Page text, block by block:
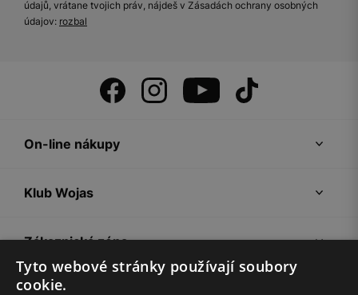
údajů, vrátane tvojich práv, nájdeš v Zásadách ochrany osobných
údajov: rozbal
On-line nákupy
Klub Wojas
Zákaznická zóna
Společnost Wojas
Tyto webové stránky používají soubory
cookie.